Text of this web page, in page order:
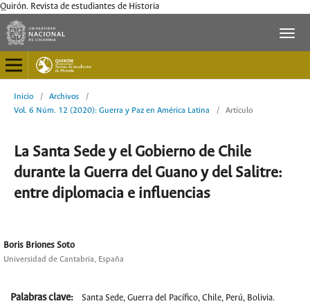
Quirón. Revista de estudiantes de Historia
Inicio / Archivos
/
Vol. 6 Núm. 12 (2020): Guerra y Paz en América Latina
/ Artículo
La Santa Sede y el Gobierno de Chile
durante la Guerra del Guano y del Salitre:
entre diplomacia e influencias
Boris Briones Soto
Universidad de Cantabria, España
Palabras clave: Santa Sede, Guerra del Pacífico, Chile, Perú, Bolivia.